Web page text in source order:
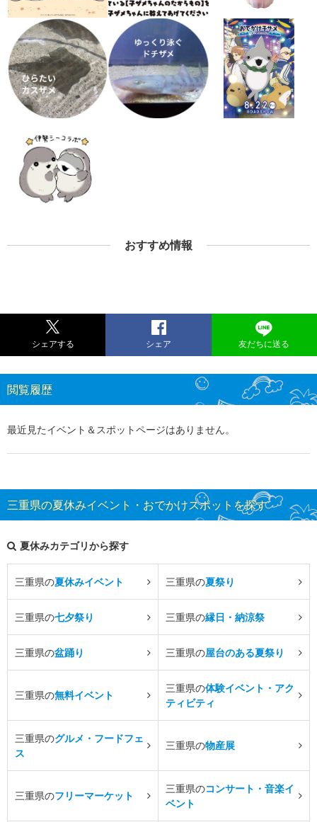
おすすめ情報
シェアする シェア 友だちに送る
閲覧履歴
最近見たイベント＆スポットページはありません。
三重県の夏休みイベント・おでかけスポットを探す
夏休みカテゴリから探す
三重県の夏休みイベント 三重県の夏祭り
三重県の七夕祭り 三重県の縁日・納涼祭
三重県の盆踊り 三重県の屋台のある夏祭り
三重県の無料イベント
三重県の体験イベント・アク
ティビティ
三重県のグルメ・フードフェ
ス
三重県の物産展
三重県のフリーマーケット
三重県のコンサート・音楽イ
ベント